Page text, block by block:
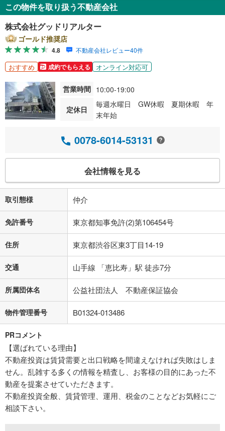
この物件を取り扱う不動産会社
株式会社グッドリアルター
ゴールド推奨店
4.8 不動産会社レビュー40件
おすすめ 成約でもらえる オンライン対応可
営業時間 10:00-19:00
定休日
毎週水曜日 GW休暇 夏期休暇 年
末年始
0078-6014-53131
会社情報を見る
取引態様 仲介
免許番号 東京都知事免許(2)第106454号
住所 東京都渋谷区東3丁目14-19
交通 山手線 「恵比寿」駅 徒歩7分
所属団体名 公益社団法人 不動産保証協会
物件管理番号 B01324-013486
PRコメント
【選ばれている理由】
不動産投資は賃貸需要と出口戦略を間違えなければ失敗はしま
せん。乱雑する多くの情報を精査し、お客様の目的にあった不
動産を提案させていただきます。
不動産投資全般、賃貸管理、運用、税金のことなどお気軽にご
相談下さい。